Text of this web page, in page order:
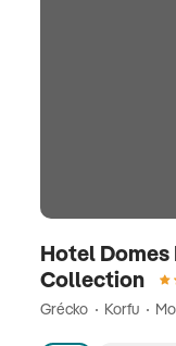
Hotel Domes
Collection
Grécko Korfu